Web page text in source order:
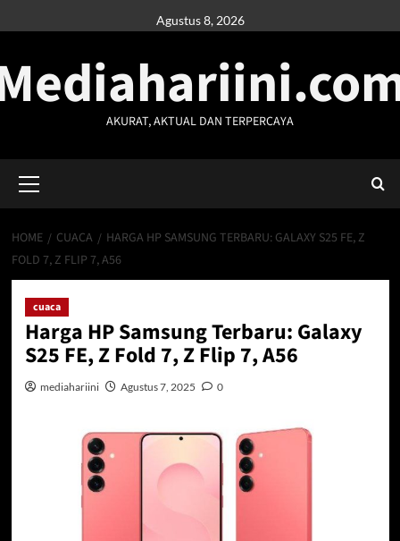
to
Agustus 8, 2026
AKURAT, AKTUAL DAN TERPERCAYA
Menu
HOME CUACA
HARGA HP SAMSUNG TERBARU: GALAXY S25 FE, Z
FOLD 7, Z FLIP 7, A56
cuaca
Harga HP Samsung Terbaru: Galaxy
S25 FE, Z Fold 7, Z Flip 7, A56
mediahariini Agustus 7, 2025 0